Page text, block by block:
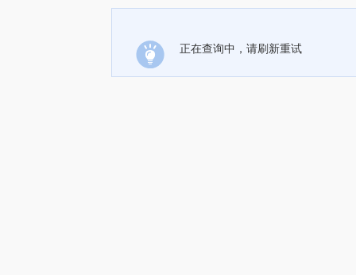
正在查询中，请刷新重试